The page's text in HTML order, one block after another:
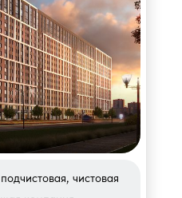
чистовая